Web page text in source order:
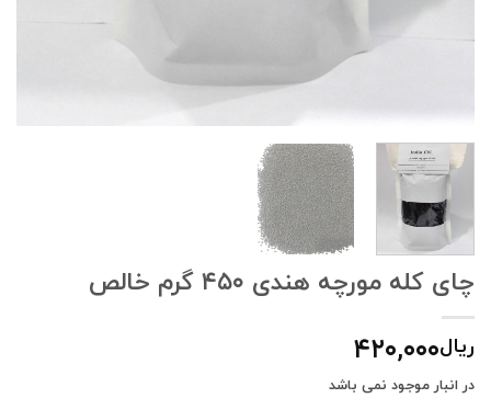
چای کله مورچه هندی ۴۵۰ گرم خالص
ریال۴۲۰,۰۰۰
در انبار موجود نمی باشد